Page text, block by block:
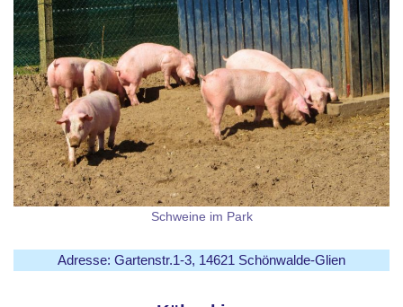
Schweine im Park
Adresse: Gartenstr.1-3, 14621 Schönwalde-Glien